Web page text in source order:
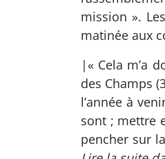
mission ».
matinée aux
|« Cela m’a
des Champs
l’année à
sont ; mettre
pencher sur